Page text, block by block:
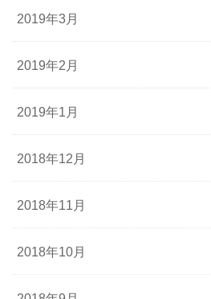
2019年3月
2019年2月
2019年1月
2018年12月
2018年11月
2018年10月